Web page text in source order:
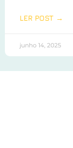
LER POST →
junho 14, 2025